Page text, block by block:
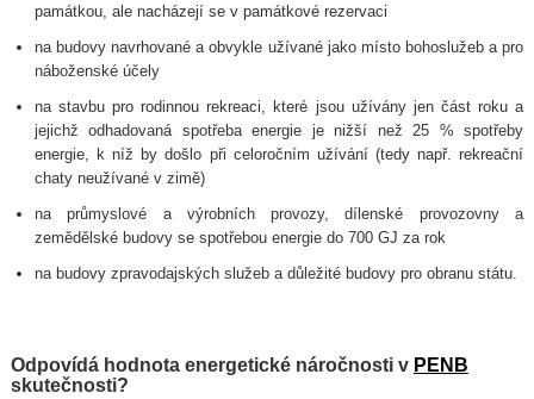
památkou, ale nacházejí se v památkové rezervaci
na budovy navrhované a obvykle užívané jako místo bohoslužeb a pro
náboženské účely
na stavbu pro rodinnou rekreaci, které jsou užívány jen část roku a
jejichž odhadovaná spotřeba energie je nižší než 25 % spotřeby
energie, k níž by došlo při celoročním užívání (tedy např. rekreační
chaty neužívané v zimě)
na průmyslové a výrobních provozy, dílenské provozovny a
zemědělské budovy se spotřebou energie do 700 GJ za rok
na budovy zpravodajských služeb a důležité budovy pro obranu státu.
Odpovídá hodnota energetické náročnosti v PENB
skutečnosti?